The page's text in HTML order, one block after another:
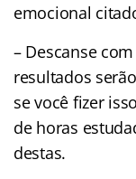
emocional
– Descanse
resultados
se você fizer
de horas
destas.